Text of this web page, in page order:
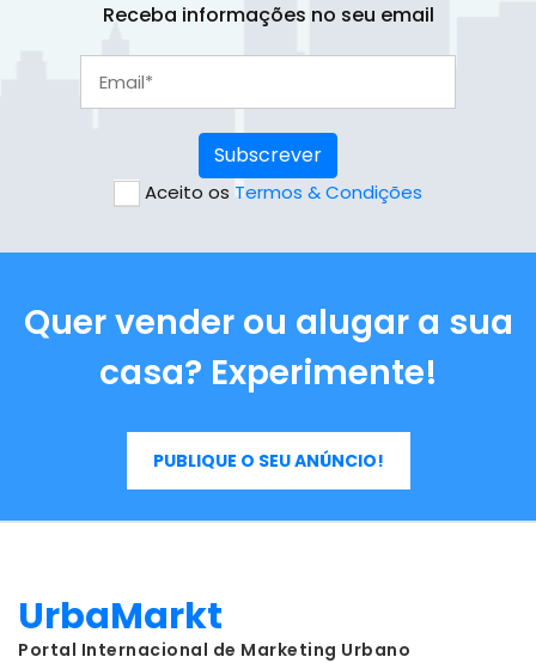
Receba informações no seu email
Subscrever
Aceito os Termos & Condições
Quer vender ou alugar a sua
casa? Experimente!
PUBLIQUE O SEU ANÚNCIO!
UrbaMarkt
Portal Internacional de Marketing Urbano